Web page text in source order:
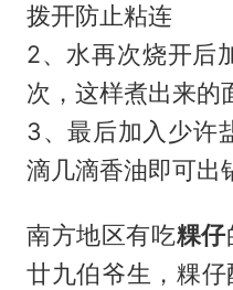
拨开防止粘连
2、水再次烧开后
次，这样煮出来的
3、最后加入少许
滴几滴香油即可出
南方地区有吃粿仔
廿九伯爷生，粿